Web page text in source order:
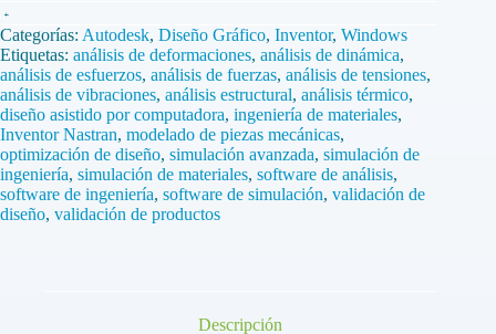
Inventor
Nastran
1
Pc
1
Año
(2022/2023/2024/2025)
cantidad
Categorías: Autodesk, Diseño Gráfico, Inventor, Windows
Etiquetas: análisis de deformaciones, análisis de dinámica,
análisis de esfuerzos, análisis de fuerzas, análisis de tensiones,
análisis de vibraciones, análisis estructural, análisis térmico,
diseño asistido por computadora, ingeniería de materiales,
Inventor Nastran, modelado de piezas mecánicas,
optimización de diseño, simulación avanzada, simulación de
ingeniería, simulación de materiales, software de análisis,
software de ingeniería, software de simulación, validación de
diseño, validación de productos
Descripción